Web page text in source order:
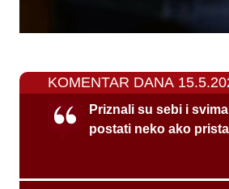
KOMENTAR DANA
Priznali su sebi i
postati neko ako